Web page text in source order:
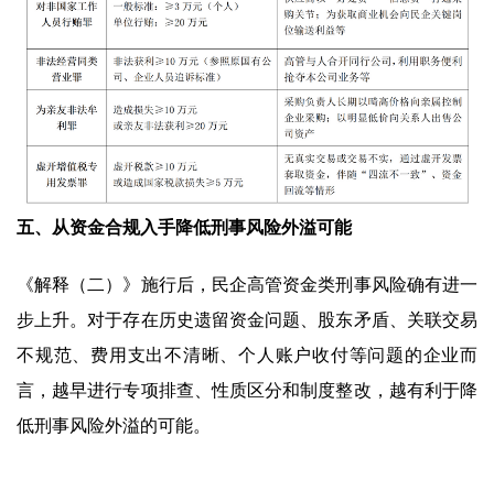
五、从资金合规入手降低刑事风险外溢可能
《解释（二）》施行后，民企高管资金类刑事风险确有进一
步上升。对于存在历史遗留资金问题、股东矛盾、关联交易
不规范、费用支出不清晰、个人账户收付等问题的企业而
言，越早进行专项排查、性质区分和制度整改，越有利于降
低刑事风险外溢的可能。